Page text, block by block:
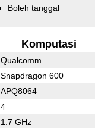
Boleh tanggal
Komputasi
Qualcomm
Snapdragon 600
APQ8064
4
1.7 GHz